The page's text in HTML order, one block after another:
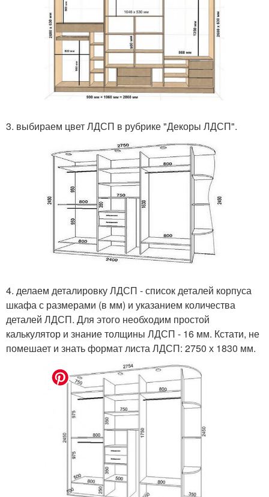
3. выбираем цвет ЛДСП в рубрике "Декоры ЛДСП".
4. делаем деталировку ЛДСП - список деталей корпуса
шкафа с размерами (в мм) и указанием количества
деталей ЛДСП. Для этого необходим простой
калькулятор и знание толщины ЛДСП - 16 мм. Кстати, не
помешает и знать формат листа ЛДСП: 2750 х 1830 мм.